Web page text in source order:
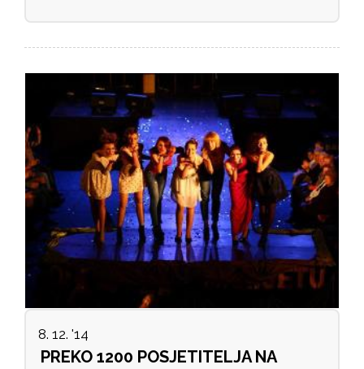
8. 12. '14
PREKO 1200 POSJETITELJA NA